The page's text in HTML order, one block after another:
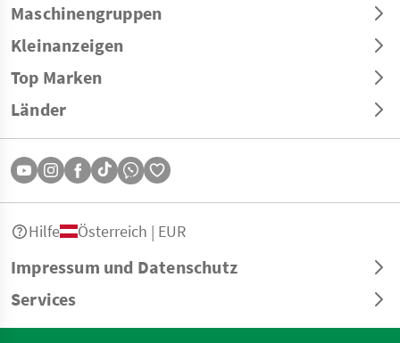
Maschinengruppen
Kleinanzeigen
Top Marken
Länder
Impressum und Datenschutz
Services
Hilfe Österreich | EUR